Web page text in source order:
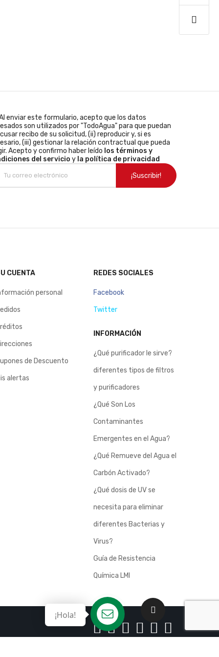
enviar este formulario, acepto que los datos
son utilizados por "TodoAgua" para que puedan
recibo de su solicitud, (ii) reproducir y, si es
(iii) gestionar la relación contractual que pueda
Acepto y confirmo haber leído los términos y
del servicio y la política de privacidad
CUENTA
personal
de Descuento
alertas
REDES SOCIALES
Facebook
Twitter
INFORMACIÓN
¿Qué purificador le sirve?
diferentes tipos de filtros
y purificadores
¿Qué Son Los
Contaminantes
Emergentes en el Agua?
¿Qué Remueve del Agua el
Carbón Activado?
¿Qué dosis de UV se
necesita para eliminar
diferentes Bacterias y
Virus?
Guía de Resistencia
Química LMI
¡Hola!